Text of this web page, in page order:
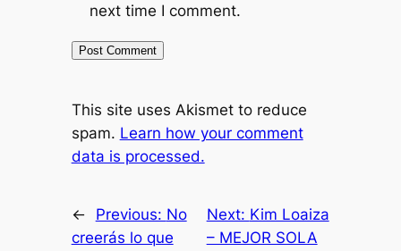
next time I comment.
This site uses Akismet to reduce
spam. Learn how your comment
data is processed.
← Previous: No
creerás lo que
Next: Kim Loaiza
– MEJOR SOLA